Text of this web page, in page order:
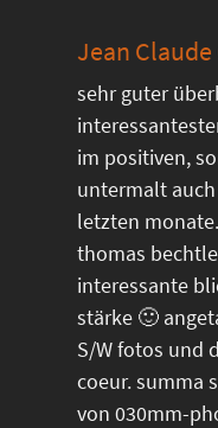
Jean
sehr guter
im positiven,
untermalt
letzten
thomas
interessante
stärke 🙂
S/W fotos und
coeur. summa
von 030mm-